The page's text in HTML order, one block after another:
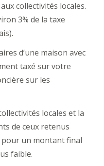
collectivités locales.
3% de la taxe
d’une maison avec
taxé sur votre
sur les
locales et la
de ceux retenus
un montant final
faible.